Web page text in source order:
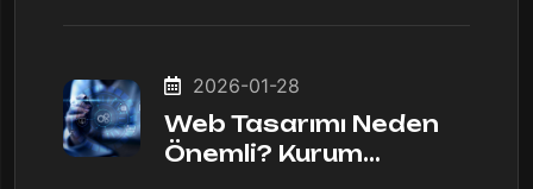
2026-01-28
Web Tasarımı Neden
Önemli? Kurum…